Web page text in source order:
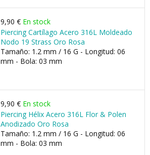
9,90 € En stock
Piercing Cartílago Acero 316L Moldeado
Nodo 19 Strass Oro Rosa
Tamaño: 1.2 mm / 16 G - Longitud: 06
mm - Bola: 03 mm
9,90 € En stock
Piercing Hélix Acero 316L Flor & Polen
Anodizado Oro Rosa
Tamaño: 1.2 mm / 16 G - Longitud: 06
mm - Bola: 03 mm